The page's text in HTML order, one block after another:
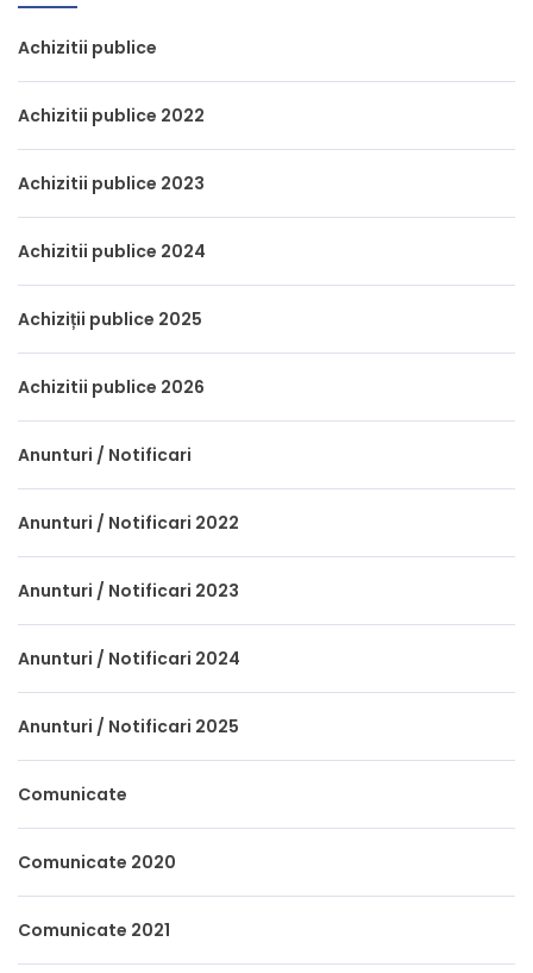
Achizitii publice
Achizitii publice 2022
Achizitii publice 2023
Achizitii publice 2024
Achiziții publice 2025
Achizitii publice 2026
Anunturi / Notificari
Anunturi / Notificari 2022
Anunturi / Notificari 2023
Anunturi / Notificari 2024
Anunturi / Notificari 2025
Comunicate
Comunicate 2020
Comunicate 2021